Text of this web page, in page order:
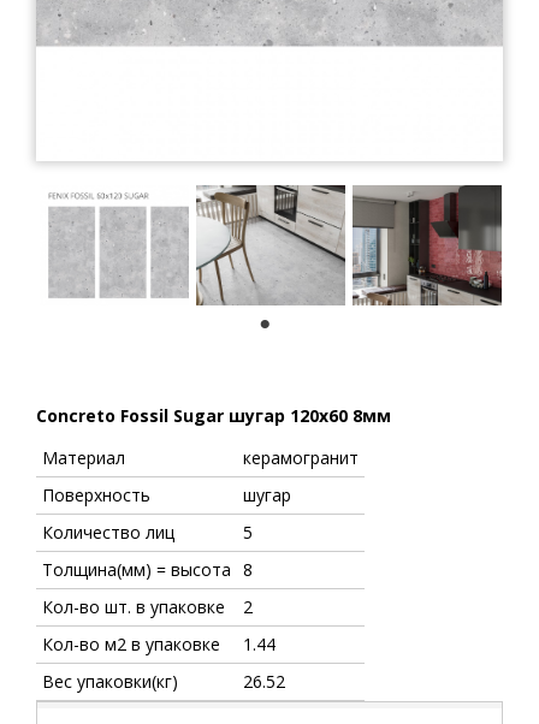
Concreto Fossil Sugar шугар 120x60 8мм
Материал
керамогранит
Поверхность
шугар
Количество лиц
5
Толщина(мм) = высота 8
Кол-во шт. в упаковке
2
Кол-во м2 в упаковке
1.44
Вес упаковки(кг)
26.52